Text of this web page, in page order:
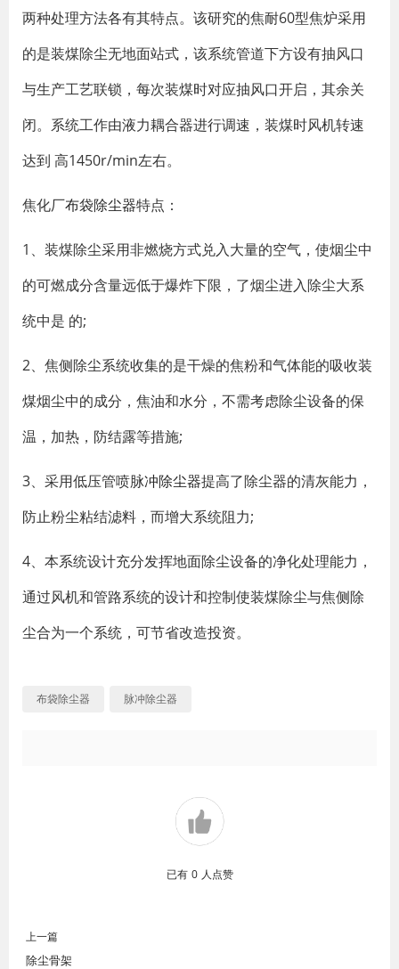
两种处理方法各有其特点。该研究的焦耐60型焦炉采用
的是装煤除尘无地面站式，该系统管道下方设有抽风口
与生产工艺联锁，每次装煤时对应抽风口开启，其余关
闭。系统工作由液力耦合器进行调速，装煤时风机转速
达到 高1450r/min左右。
焦化厂布袋除尘器特点：
1、装煤除尘采用非燃烧方式兑入大量的空气，使烟尘中
的可燃成分含量远低于爆炸下限，了烟尘进入除尘大系
统中是 的;
2、焦侧除尘系统收集的是干燥的焦粉和气体能的吸收装
煤烟尘中的成分，焦油和水分，不需考虑除尘设备的保
温，加热，防结露等措施;
3、采用低压管喷脉冲除尘器提高了除尘器的清灰能力，
防止粉尘粘结滤料，而增大系统阻力;
4、本系统设计充分发挥地面除尘设备的净化处理能力，
通过风机和管路系统的设计和控制使装煤除尘与焦侧除
尘合为一个系统，可节省改造投资。
布袋除尘器 脉冲除尘器
已有 0 人点赞
上一篇
除尘骨架